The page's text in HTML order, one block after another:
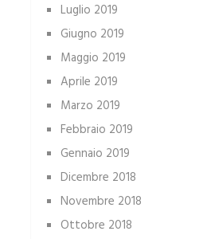
Luglio 2019
Giugno 2019
Maggio 2019
Aprile 2019
Marzo 2019
Febbraio 2019
Gennaio 2019
Dicembre 2018
Novembre 2018
Ottobre 2018